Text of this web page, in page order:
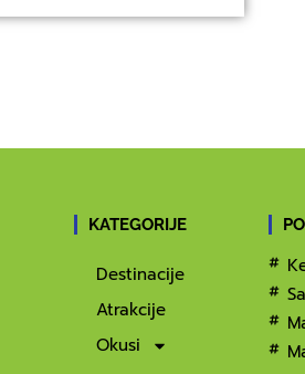
KATEGORIJE
Destinacije
Atrakcije
Okusi